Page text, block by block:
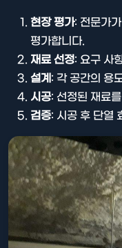
현장 평가: 전문가
평가합니다.
재료 선정: 요구 사
설계 : 각 공간의 용
시공: 선정된 재료
검증: 시공 후 단열